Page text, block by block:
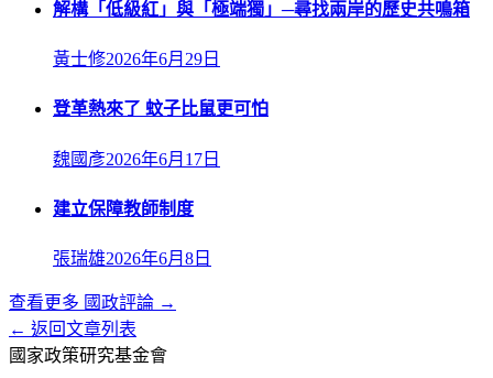
解構「低級紅」與「極端獨」─尋找兩岸的歷史共鳴箱
黃士修2026年6月29日
登革熱來了 蚊子比鼠更可怕
魏國彥2026年6月17日
建立保障教師制度
張瑞雄2026年6月8日
查看更多 國政評論 →
← 返回文章列表
國家政策研究基金會